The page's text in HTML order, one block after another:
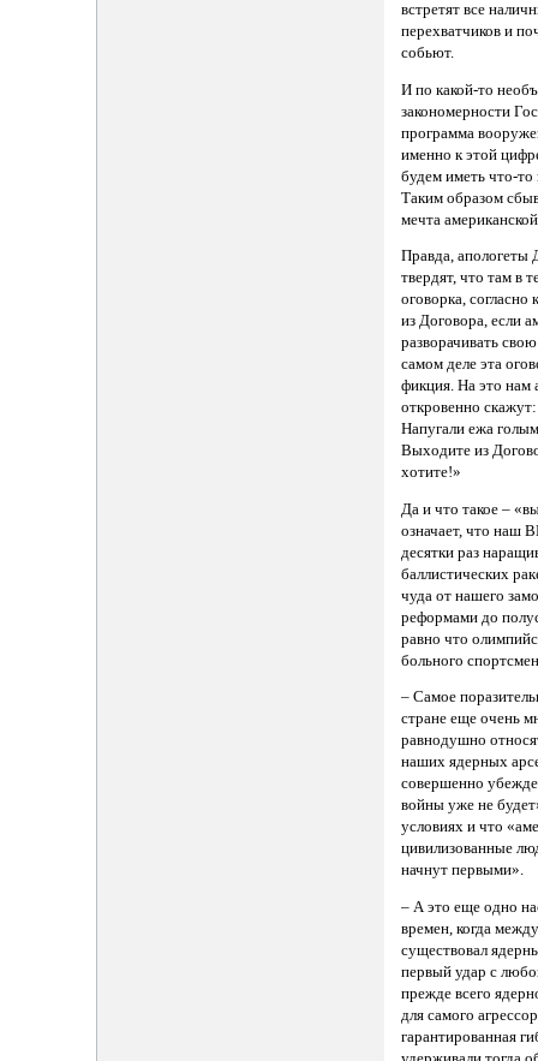
встретят все
перехватчиков и
собьют.
И по какой-то
закономерности
программа
именно к этой
будем иметь что-то
Таким образом
мечта
Правда,
твердят, что там в
оговорка,
из Договора, если
разворачивать
самом деле эта
фикция. На это нам
откровенно
Напугали ежа
Выходите из
хотите!»
Да и что такое –
означает, что наш
десятки раз
баллистических
чуда от нашего
реформами до
равно что
больного
– Самое
стране еще очень
равнодушно
наших ядерных
совершенно
войны уже не
условиях и что
цивилизованные
начнут первыми».
– А это еще одно
времен, когда
существовал
первый удар с
прежде всего
для самого
гарантированная